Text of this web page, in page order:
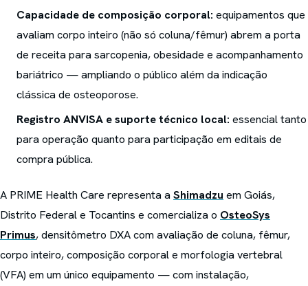
Capacidade de composição corporal: equipamentos que
avaliam corpo inteiro (não só coluna/fêmur) abrem a porta
de receita para sarcopenia, obesidade e acompanhamento
bariátrico — ampliando o público além da indicação
clássica de osteoporose.
Registro ANVISA e suporte técnico local: essencial tanto
para operação quanto para participação em editais de
compra pública.
A PRIME Health Care representa a Shimadzu em Goiás,
Distrito Federal e Tocantins e comercializa o OsteoSys
Primus, densitômetro DXA com avaliação de coluna, fêmur,
corpo inteiro, composição corporal e morfologia vertebral
(VFA) em um único equipamento — com instalação,